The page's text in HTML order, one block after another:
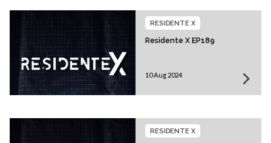
Residente X EP189
RESIDENTE X
10 Aug 2024
RESIDENTE X